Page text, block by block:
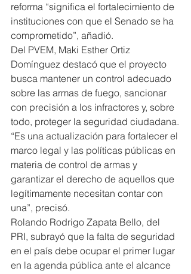
reforma “significa el fortalecimiento de
instituciones con que el Senado se ha
comprometido”, añadió.
Del PVEM, Maki Esther Ortiz
Domínguez destacó que el proyecto
busca mantener un control adecuado
sobre las armas de fuego, sancionar
con precisión a los infractores y, sobre
todo, proteger la seguridad ciudadana.
“Es una actualización para fortalecer el
marco legal y las políticas públicas en
materia de control de armas y
garantizar el derecho de aquellos que
legítimamente necesitan contar con
una”, precisó.
Rolando Rodrigo Zapata Bello, del
PRI, subrayó que la falta de seguridad
en el país debe ocupar el primer lugar
en la agenda pública ante el alcance